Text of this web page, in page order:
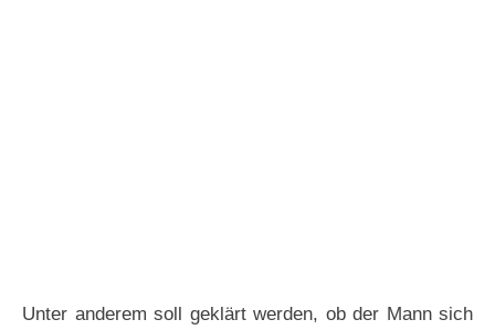
Unter anderem soll geklärt werden, ob der Mann sich